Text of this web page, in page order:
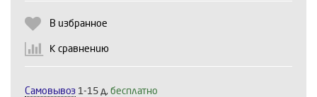
Продолжить
В избранное
К сравнению
Самовывоз 1-15 д, бесплатно